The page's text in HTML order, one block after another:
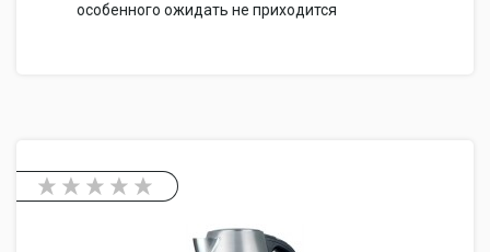
особенного ожидать не приходится